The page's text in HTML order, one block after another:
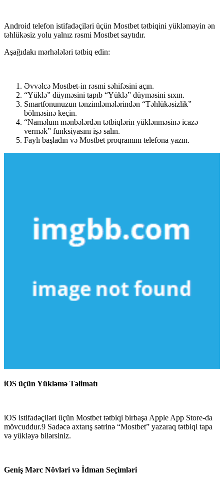
Android telefon istifadəçiləri üçün Mostbet tətbiqini yükləməyin ən
təhlükəsiz yolu yalnız rəsmi Mostbet saytıdır.
Aşağıdakı mərhələləri tətbiq edin:
Əvvəlcə Mostbet-in rəsmi səhifəsini açın.
“Yüklə” düyməsini tapıb “Yüklə” düyməsini sıxın.
Smartfonunuzun tənzimləmələrindən “Təhlükəsizlik”
bölməsinə keçin.
“Naməlum mənbələrdən tətbiqlərin yüklənməsinə icazə
vermək” funksiyasını işə salın.
Faylı başladın və Mostbet proqramını telefona yazın.
iOS üçün Yükləmə Təlimatı
iOS istifadəçiləri üçün Mostbet tətbiqi birbaşa Apple App Store-da
mövcuddur.9 Sadəcə axtarış sətrinə “Mostbet” yazaraq tətbiqi tapa
və yükləyə bilərsiniz.
Geniş Mərc Növləri və İdman Seçimləri